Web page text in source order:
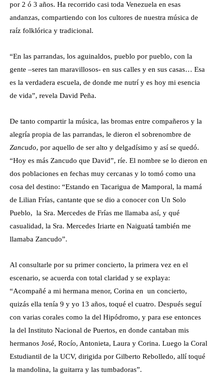
por 2 ó 3 años. Ha recorrido casi toda Venezuela en esas
andanzas, compartiendo con los cultores de nuestra música de
raíz folklórica y tradicional.
“En las parrandas, los aguinaldos, pueblo por pueblo, con la
gente –seres tan maravillosos- en sus calles y en sus casas… Esa
es la verdadera escuela, de donde me nutrí y es hoy mi esencia
de vida”, revela David Peña.
De tanto compartir la música, las bromas entre compañeros y la
alegría propia de las parrandas, le dieron el sobrenombre de
Zancudo, por aquello de ser alto y delgadísimo y así se quedó.
“Hoy es más Zancudo que David”, ríe. El nombre se lo dieron en
dos poblaciones en fechas muy cercanas y lo tomó como una
cosa del destino: “Estando en Tacarigua de Mamporal, la mamá
de Lilian Frías, cantante que se dio a conocer con Un Solo
Pueblo, la Sra. Mercedes de Frías me llamaba así, y qué
casualidad, la Sra. Mercedes Iriarte en Naiguatá también me
llamaba Zancudo”.
Al consultarle por su primer concierto, la primera vez en el
escenario, se acuerda con total claridad y se explaya:
“Acompañé a mi hermana menor, Corina en un concierto,
quizás ella tenía 9 y yo 13 años, toqué el cuatro. Después seguí
con varias corales como la del Hipódromo, y para ese entonces
la del Instituto Nacional de Puertos, en donde cantaban mis
hermanos José, Rocío, Antonieta, Laura y Corina. Luego la Coral
Estudiantil de la UCV, dirigida por Gilberto Rebolledo, allí toqué
la mandolina, la guitarra y las tumbadoras”.